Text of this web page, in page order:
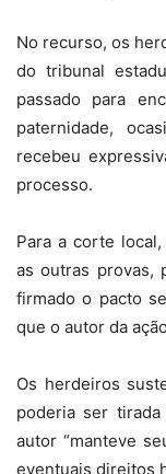
No recurso, os
do tribunal
passado para
paternidade,
recebeu
processo.
Para a corte
as outras provas,
firmado o pacto
que o autor da
Os herdeiros
poderia ser
autor “manteve
eventuais direitos